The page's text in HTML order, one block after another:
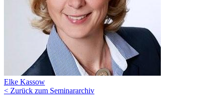
Elke Kassow
< Zurück zum Seminararchiv